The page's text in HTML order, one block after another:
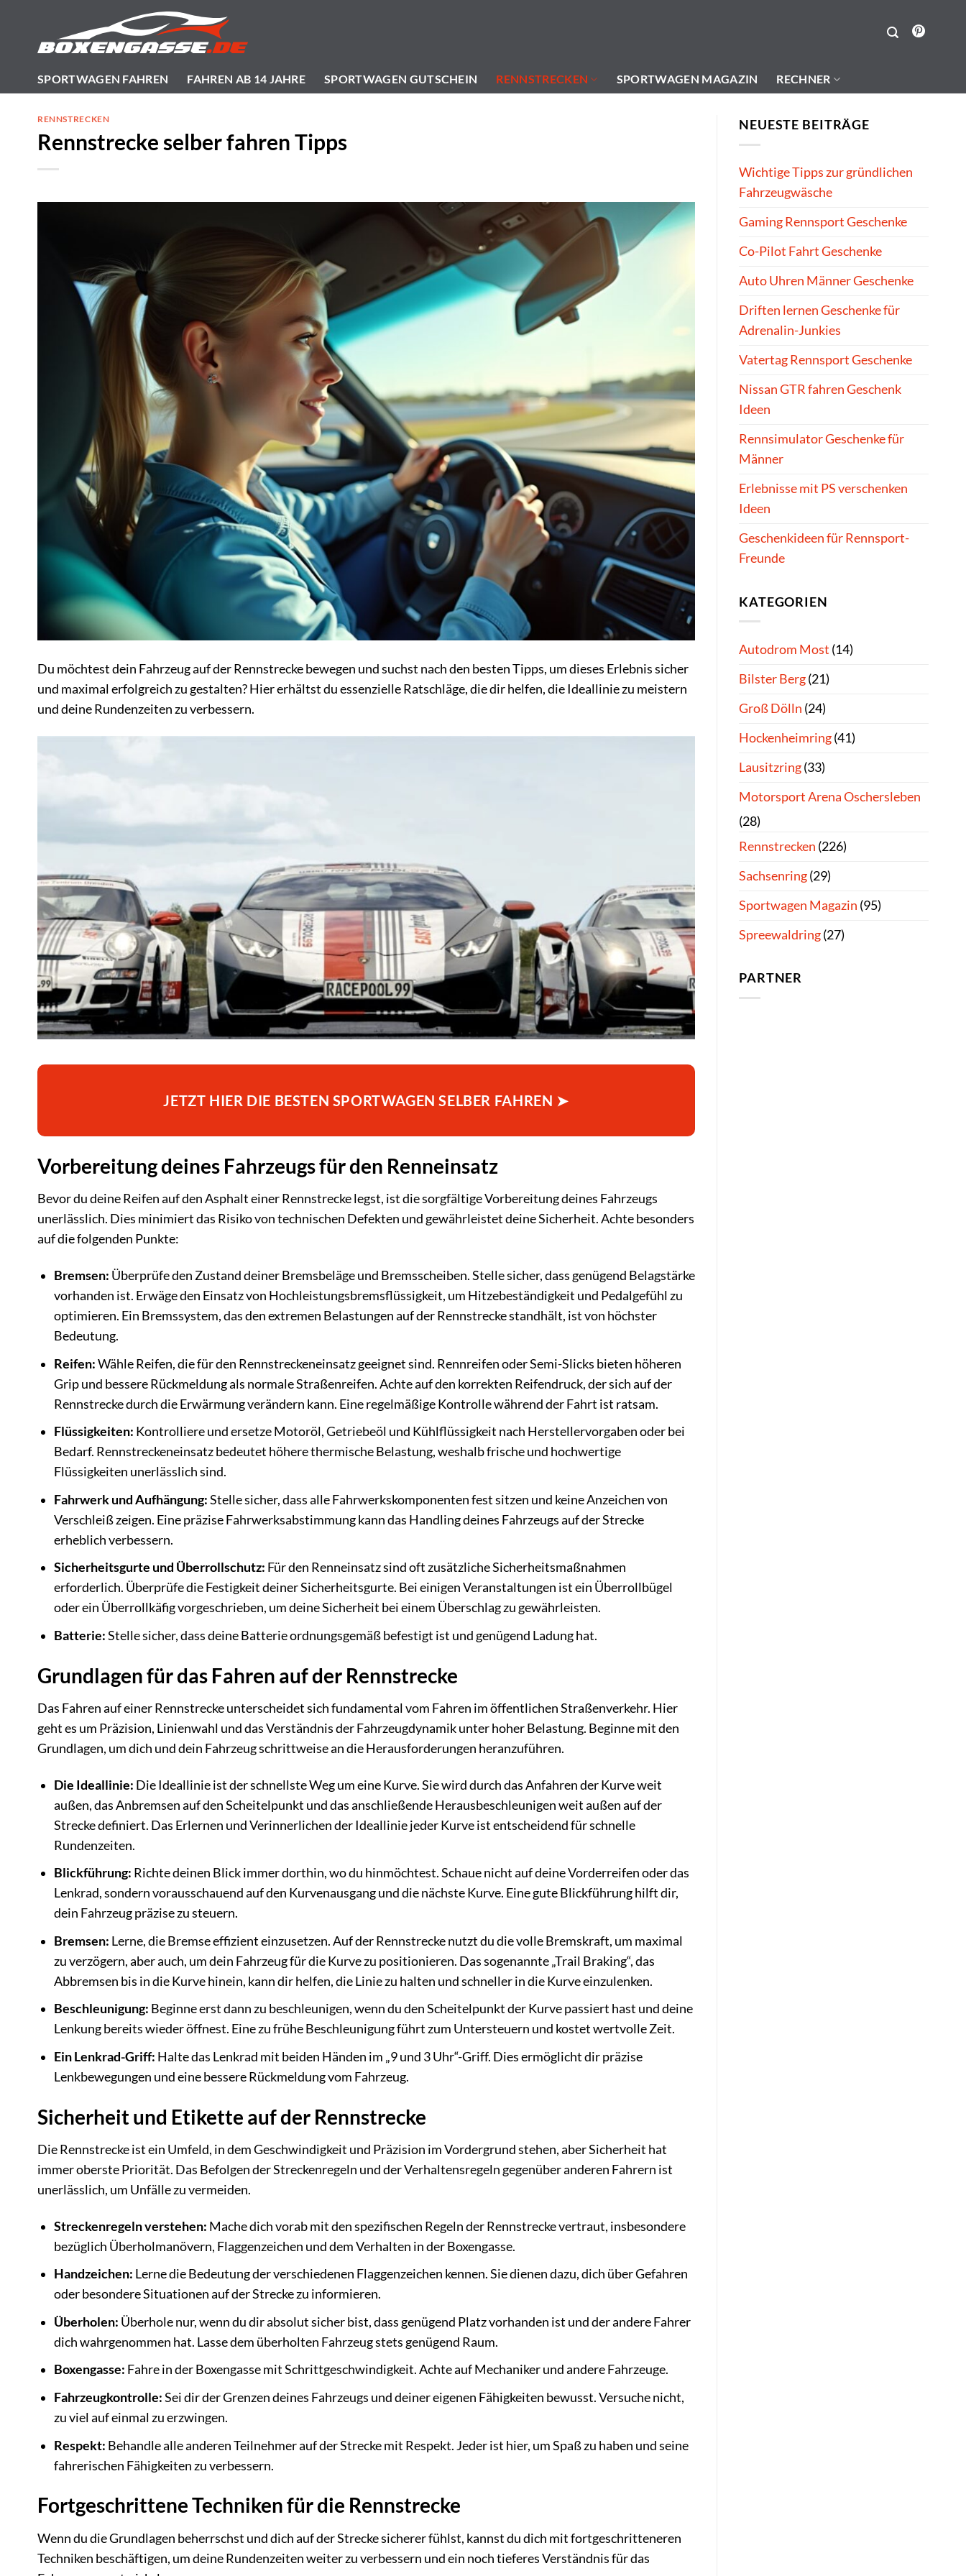
springen
SPORTWAGEN FAHREN FAHREN AB 14 JAHRE SPORTWAGEN GUTSCHEIN RENNSTRECKEN SPORTWAGEN MAGAZIN RECHNER
RENNSTRECKEN
Rennstrecke selber fahren Tipps
Du möchtest dein Fahrzeug auf der Rennstrecke bewegen und suchst nach den besten Tipps, um dieses Erlebnis sicher
und maximal erfolgreich zu gestalten? Hier erhältst du essenzielle Ratschläge, die dir helfen, die Ideallinie zu meistern
und deine Rundenzeiten zu verbessern.
JETZT HIER DIE BESTEN SPORTWAGEN SELBER FAHREN ➤
Vorbereitung deines Fahrzeugs für den Renneinsatz
Bevor du deine Reifen auf den Asphalt einer Rennstrecke legst, ist die sorgfältige Vorbereitung deines Fahrzeugs
unerlässlich. Dies minimiert das Risiko von technischen Defekten und gewährleistet deine Sicherheit. Achte besonders
auf die folgenden Punkte:
Bremsen: Überprüfe den Zustand deiner Bremsbeläge und Bremsscheiben. Stelle sicher, dass genügend Belagstärke
vorhanden ist. Erwäge den Einsatz von Hochleistungsbremsflüssigkeit, um Hitzebeständigkeit und Pedalgefühl zu
optimieren. Ein Bremssystem, das den extremen Belastungen auf der Rennstrecke standhält, ist von höchster
Bedeutung.
Reifen:Wähle Reifen, die für den Rennstreckeneinsatz geeignet sind. Rennreifen oder Semi-Slicks bieten höheren
Grip und bessere Rückmeldung als normale Straßenreifen. Achte auf den korrekten Reifendruck, der sich auf der
Rennstrecke durch die Erwärmung verändern kann. Eine regelmäßige Kontrolle während der Fahrt ist ratsam.
Flüssigkeiten: Kontrolliere und ersetze Motoröl, Getriebeöl und Kühlflüssigkeit nach Herstellervorgaben oder bei
Bedarf. Rennstreckeneinsatz bedeutet höhere thermische Belastung, weshalb frische und hochwertige
Flüssigkeiten unerlässlich sind.
Fahrwerk und Aufhängung:Stelle sicher, dass alle Fahrwerkskomponenten fest sitzen und keine Anzeichen von
Verschleiß zeigen. Eine präzise Fahrwerksabstimmung kann das Handling deines Fahrzeugs auf der Strecke
erheblich verbessern.
Sicherheitsgurte und Überrollschutz: Für den Renneinsatz sind oft zusätzliche Sicherheitsmaßnahmen
erforderlich. Überprüfe die Festigkeit deiner Sicherheitsgurte. Bei einigen Veranstaltungen ist ein Überrollbügel
oder ein Überrollkäfig vorgeschrieben, um deine Sicherheit bei einem Überschlag zu gewährleisten.
Batterie:Stelle sicher, dass deine Batterie ordnungsgemäß befestigt ist und genügend Ladung hat.
Grundlagen für das Fahren auf der Rennstrecke
Das Fahren auf einer Rennstrecke unterscheidet sich fundamental vom Fahren im öffentlichen Straßenverkehr. Hier
geht es um Präzision, Linienwahl und das Verständnis der Fahrzeugdynamik unter hoher Belastung. Beginne mit den
Grundlagen, um dich und dein Fahrzeug schrittweise an die Herausforderungen heranzuführen.
Die Ideallinie: Die Ideallinie ist der schnellste Weg um eine Kurve. Sie wird durch das Anfahren der Kurve weit
außen, das Anbremsen auf den Scheitelpunkt und das anschließende Herausbeschleunigen weit außen auf der
Strecke definiert. Das Erlernen und Verinnerlichen der Ideallinie jeder Kurve ist entscheidend für schnelle
Rundenzeiten.
Blickführung: Richte deinen Blick immer dorthin, wo du hinmöchtest. Schaue nicht auf deine Vorderreifen oder das
Lenkrad, sondern vorausschauend auf den Kurvenausgang und die nächste Kurve. Eine gute Blickführung hilft dir,
dein Fahrzeug präzise zu steuern.
Bremsen: Lerne, die Bremse effizient einzusetzen. Auf der Rennstrecke nutzt du die volle Bremskraft, um maximal
zu verzögern, aber auch, um dein Fahrzeug für die Kurve zu positionieren. Das sogenannte „Trail Braking“, das
Abbremsen bis in die Kurve hinein, kann dir helfen, die Linie zu halten und schneller in die Kurve einzulenken.
Beschleunigung: Beginne erst dann zu beschleunigen, wenn du den Scheitelpunkt der Kurve passiert hast und deine
Lenkung bereits wieder öffnest. Eine zu frühe Beschleunigung führt zum Untersteuern und kostet wertvolle Zeit.
Ein Lenkrad-Griff: Halte das Lenkrad mit beiden Händen im „9 und 3 Uhr“-Griff. Dies ermöglicht dir präzise
Lenkbewegungen und eine bessere Rückmeldung vom Fahrzeug.
Sicherheit und Etikette auf der Rennstrecke
Die Rennstrecke ist ein Umfeld, in dem Geschwindigkeit und Präzision im Vordergrund stehen, aber Sicherheit hat
immer oberste Priorität. Das Befolgen der Streckenregeln und der Verhaltensregeln gegenüber anderen Fahrern ist
unerlässlich, um Unfälle zu vermeiden.
Streckenregeln verstehen: Mache dich vorab mit den spezifischen Regeln der Rennstrecke vertraut, insbesondere
bezüglich Überholmanövern, Flaggenzeichen und dem Verhalten in der Boxengasse.
Handzeichen: Lerne die Bedeutung der verschiedenen Flaggenzeichen kennen. Sie dienen dazu, dich über Gefahren
oder besondere Situationen auf der Strecke zu informieren.
Überholen: Überhole nur, wenn du dir absolut sicher bist, dass genügend Platz vorhanden ist und der andere Fahrer
dich wahrgenommen hat. Lasse dem überholten Fahrzeug stets genügend Raum.
Boxengasse: Fahre in der Boxengasse mit Schrittgeschwindigkeit. Achte auf Mechaniker und andere Fahrzeuge.
Fahrzeugkontrolle:Sei dir der Grenzen deines Fahrzeugs und deiner eigenen Fähigkeiten bewusst. Versuche nicht,
zu viel auf einmal zu erzwingen.
Respekt: Behandle alle anderen Teilnehmer auf der Strecke mit Respekt. Jeder ist hier, um Spaß zu haben und seine
fahrerischen Fähigkeiten zu verbessern.
Fortgeschrittene Techniken für die Rennstrecke
Wenn du die Grundlagen beherrschst und dich auf der Strecke sicherer fühlst, kannst du dich mit fortgeschritteneren
Techniken beschäftigen, um deine Rundenzeiten weiter zu verbessern und ein noch tieferes Verständnis für das
NEUESTE BEITRÄGE
Wichtige Tipps zur gründlichen
Fahrzeugwäsche
Gaming Rennsport Geschenke
Co-Pilot Fahrt Geschenke
Auto Uhren Männer Geschenke
Driften lernen Geschenke für
Adrenalin-Junkies
Vatertag Rennsport Geschenke
Nissan GTR fahren Geschenk
Ideen
Rennsimulator Geschenke für
Männer
Erlebnisse mit PS verschenken
Ideen
Geschenkideen für Rennsport-
Freunde
KATEGORIEN
Autodrom Most (14)
Bilster Berg(21)
Groß Dölln (24)
Hockenheimring(41)
Lausitzring(33)
Motorsport Arena Oschersleben
(28)
Rennstrecken (226)
Sachsenring(29)
Sportwagen Magazin (95)
Spreewaldring(27)
PARTNER